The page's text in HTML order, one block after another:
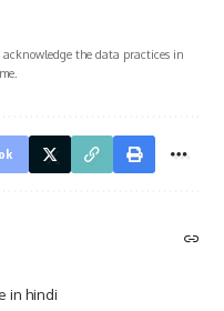
the data practices in
in hindi